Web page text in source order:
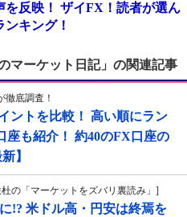
反映！ ザイFX！読者が選ん
キング！
マーケット日記」の関連記事
底調査！
ントを比較！ 高い順にラン
座も紹介！ 約40のFX口座の
】
の「マーケットをズバリ裏読み」]
!? 米ドル高・円安は終焉を